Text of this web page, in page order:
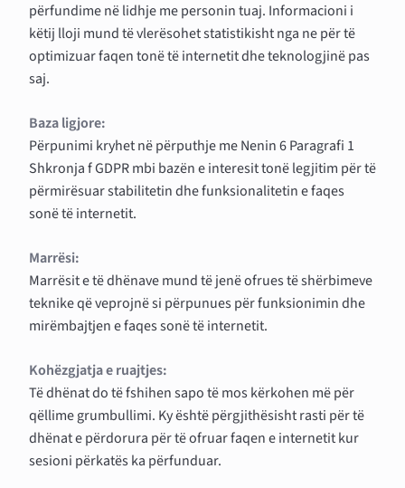
përfundime në lidhje me personin tuaj. Informacioni i
këtij lloji mund të vlerësohet statistikisht nga ne për të
optimizuar faqen tonë të internetit dhe teknologjinë pas
saj.
Baza ligjore:
Përpunimi kryhet në përputhje me Nenin 6 Paragrafi 1
Shkronja f GDPR mbi bazën e interesit tonë legjitim për të
përmirësuar stabilitetin dhe funksionalitetin e faqes
sonë të internetit.
Marrësi:
Marrësit e të dhënave mund të jenë ofrues të shërbimeve
teknike që veprojnë si përpunues për funksionimin dhe
mirëmbajtjen e faqes sonë të internetit.
Kohëzgjatja e ruajtjes:
Të dhënat do të fshihen sapo të mos kërkohen më për
qëllime grumbullimi. Ky është përgjithësisht rasti për të
dhënat e përdorura për të ofruar faqen e internetit kur
sesioni përkatës ka përfunduar.